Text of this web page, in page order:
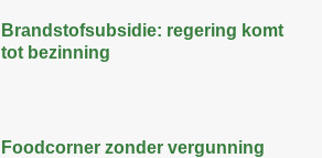
Brandstofsubsidie: regering komt
tot bezinning
Foodcorner zonder vergunning